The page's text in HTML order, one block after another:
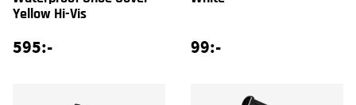
Yellow Hi-Vis
595:- 99:-